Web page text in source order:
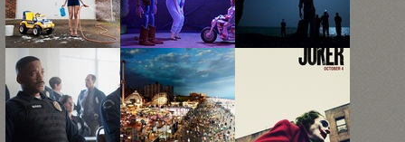
«Назад в
детство»,
или как ...
В
финальном
трейлере
«Истории
игрушек ...
фотоконкурса
World Press
...